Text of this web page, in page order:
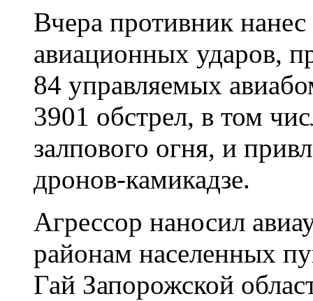
Вчера противник
авиационных ударов,
84 управляемых
3901 обстрел, в том
залпового огня, и
дронов-камикадзе.
Агрессор наносил
районам населенных
Гай Запорожской